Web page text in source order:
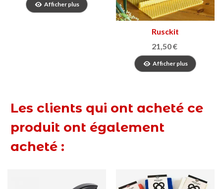
Afficher plus
Rusckit
21,50 €
Afficher plus
Les clients qui ont acheté ce
produit ont également
acheté :